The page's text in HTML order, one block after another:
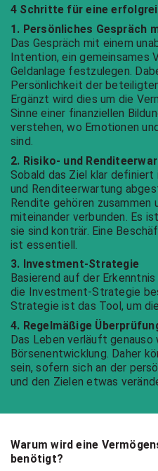
4 Schritte für eine
1. Persönliches Gespräch
Das Gespräch mit einem
Intention, ein gemeinsames
Geldanlage festzulegen.
Persönlichkeit der
Ergänzt wird dies um die
Sinne einer finanziellen
verstehen, wo Emotionen
sind.
2. Risiko- und
Sobald das Ziel klar
und Renditeerwartung
Rendite gehören zusammen
miteinander verbunden. Es
sie sind konträr. Eine
ist essentiell.
3. Investment-Strategie
Basierend auf der
die Investment-Strategie
Strategie ist das Tool, um
4. Regelmäßige
Das Leben verläuft genauso
Börsenentwicklung. Daher
sein, sofern sich an der
und den Zielen etwas
Warum wird eine
benötigt?